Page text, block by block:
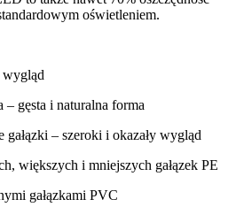
oświetleniem.
wygląd
gęsta i naturalna forma
– szeroki i okazały wygląd
większych i mniejszych gałązek PE
gałązkami PVC